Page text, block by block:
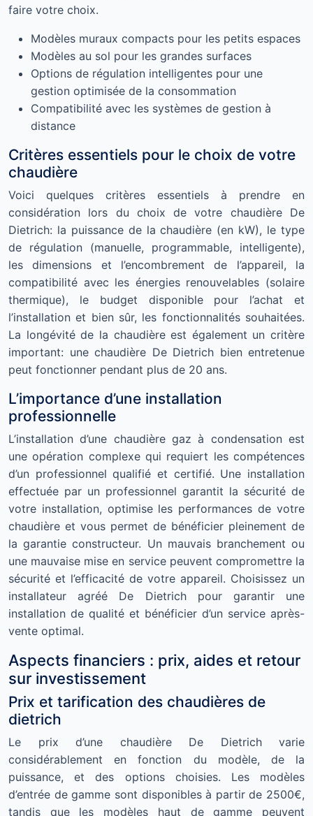
faire votre choix.
Modèles muraux compacts pour les petits espaces
Modèles au sol pour les grandes surfaces
Options de régulation intelligentes pour une
gestion optimisée de la consommation
Compatibilité avec les systèmes de gestion à
distance
Critères essentiels pour le choix de votre
chaudière
Voici quelques critères essentiels à prendre en
considération lors du choix de votre chaudière De
Dietrich: la puissance de la chaudière (en kW), le type
de régulation (manuelle, programmable, intelligente),
les dimensions et l’encombrement de l’appareil, la
compatibilité avec les énergies renouvelables (solaire
thermique), le budget disponible pour l’achat et
l’installation et bien sûr, les fonctionnalités souhaitées.
La longévité de la chaudière est également un critère
important: une chaudière De Dietrich bien entretenue
peut fonctionner pendant plus de 20 ans.
L’importance d’une installation
professionnelle
L’installation d’une chaudière gaz à condensation est
une opération complexe qui requiert les compétences
d’un professionnel qualifié et certifié. Une installation
effectuée par un professionnel garantit la sécurité de
votre installation, optimise les performances de votre
chaudière et vous permet de bénéficier pleinement de
la garantie constructeur. Un mauvais branchement ou
une mauvaise mise en service peuvent compromettre la
sécurité et l’efficacité de votre appareil. Choisissez un
installateur agréé De Dietrich pour garantir une
installation de qualité et bénéficier d’un service après-
vente optimal.
Aspects financiers : prix, aides et retour
sur investissement
Prix et tarification des chaudières de
dietrich
Le prix d’une chaudière De Dietrich varie
considérablement en fonction du modèle, de la
puissance, et des options choisies. Les modèles
d’entrée de gamme sont disponibles à partir de 2500€,
tandis que les modèles haut de gamme peuvent